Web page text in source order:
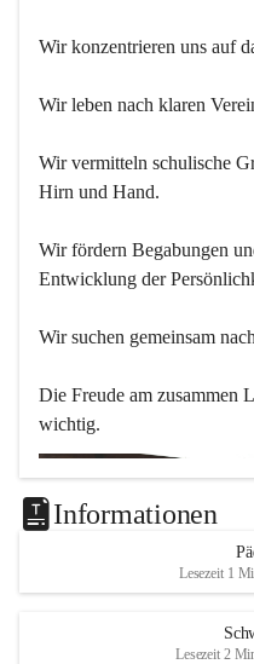
Wir konzentrieren uns auf
Wir leben nach klaren
Wir vermitteln schulische
Hirn und Hand.
Wir fördern Begabungen
Entwicklung der
Wir suchen gemeinsam
Die Freude am zusammen
wichtig.
Informationen
Lesezeit 1
Lesezeit 2